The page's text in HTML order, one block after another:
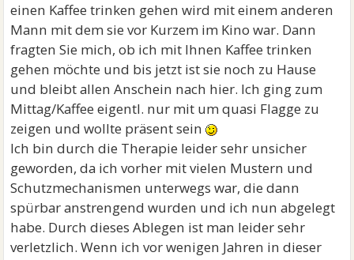
einen Kaffee trinken gehen wird mit einem anderen
Mann mit dem sie vor Kurzem im Kino war. Dann
fragten Sie mich, ob ich mit Ihnen Kaffee trinken
gehen möchte und bis jetzt ist sie noch zu Hause
und bleibt allen Anschein nach hier. Ich ging zum
Mittag/Kaffee eigentl. nur mit um quasi Flagge zu
zeigen und wollte präsent sein
Ich bin durch die Therapie leider sehr unsicher
geworden, da ich vorher mit vielen Mustern und
Schutzmechanismen unterwegs war, die dann
spürbar anstrengend wurden und ich nun abgelegt
habe. Durch dieses Ablegen ist man leider sehr
verletzlich. Wenn ich vor wenigen Jahren in dieser